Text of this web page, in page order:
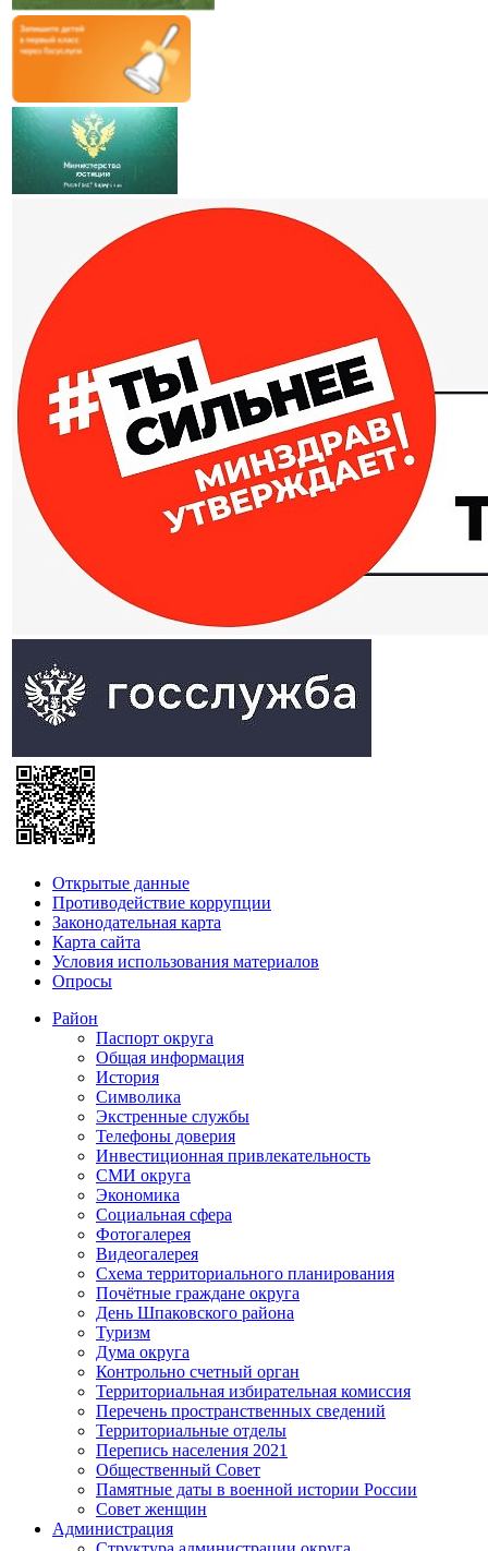
Открытые данные
Противодействие коррупции
Законодательная карта
Карта сайта
Условия использования материалов
Опросы
Район
Паспорт округа
Общая информация
История
Символика
Экстренные службы
Телефоны доверия
Инвестиционная привлекательность
СМИ округа
Экономика
Социальная сфера
Фотогалерея
Видеогалерея
Схема территориального планирования
Почётные граждане округа
День Шпаковского района
Туризм
Дума округа
Контрольно счетный орган
Территориальная избирательная комиссия
Перечень пространственных сведений
Территориальные отделы
Перепись населения 2021
Общественный Совет
Памятные даты в военной истории России
Совет женщин
Администрация